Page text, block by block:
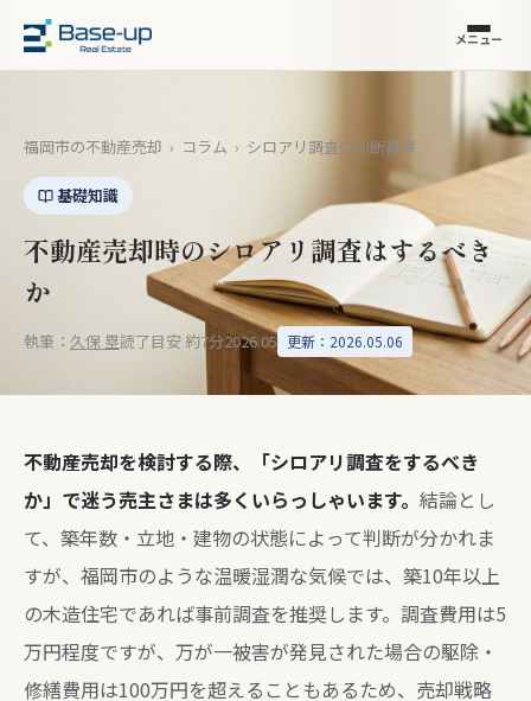
メニュー
福岡市の不動産売却 › コラム › シロアリ調査の判断基準
基礎知識
不動産売却時のシロアリ調査はするべき
か
執筆： 久保 塁読了目安 約7分2026.05 更新：2026.05.06
不動産売却を検討する際、「シロアリ調査をするべき
か」で迷う売主さまは多くいらっしゃいます。 結論とし
て、築年数・立地・建物の状態によって判断が分かれま
すが、福岡市のような温暖湿潤な気候では、築10年以上
の木造住宅であれば事前調査を推奨します。調査費用は5
万円程度ですが、万が一被害が発見された場合の駆除・
修繕費用は100万円を超えることもあるため、売却戦略